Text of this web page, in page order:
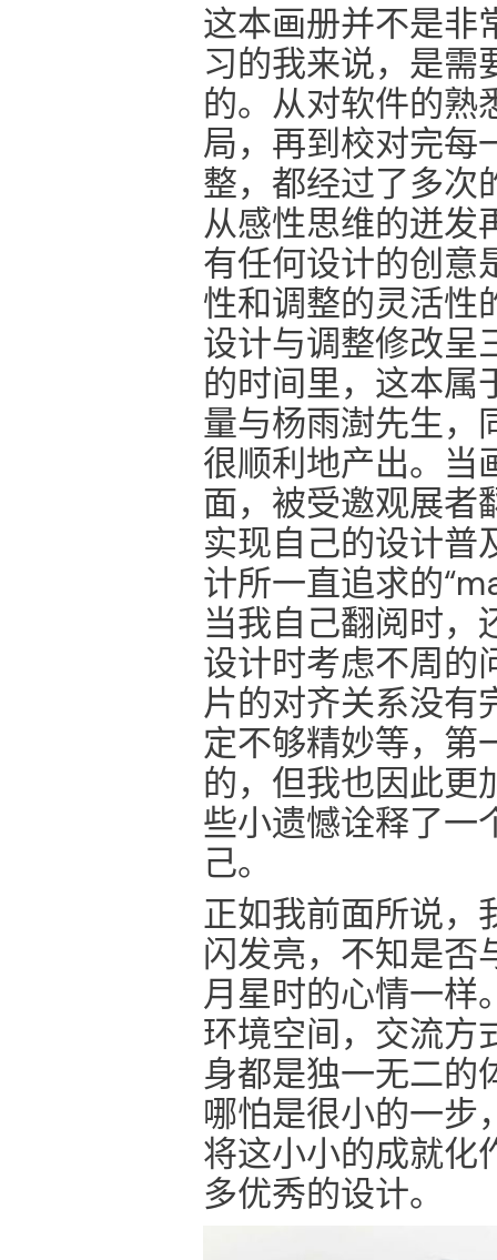
这本画册并不是非
习的我来说，是需
的。从对软件的熟
局，再到校对完每
整，都经过了多次
从感性思维的迸发
有任何设计的创意
性和调整的灵活性
设计与调整修改呈
的时间里，这本属
量与杨雨澍先生，
很顺利地产出。当
面，被受邀观展者
实现自己的设计普
计所一直追求的
当我自己翻阅时，
设计时考虑不周的
片的对齐关系没有
定不够精妙等，第
的，但我也因此更
些小遗憾诠释了一
己。
正如我前面所说，
闪发亮，不知是否
月星时的心情一样
环境空间，交流方
身都是独一无二的
哪怕是很小的一步
将这小小的成就化
多优秀的设计。